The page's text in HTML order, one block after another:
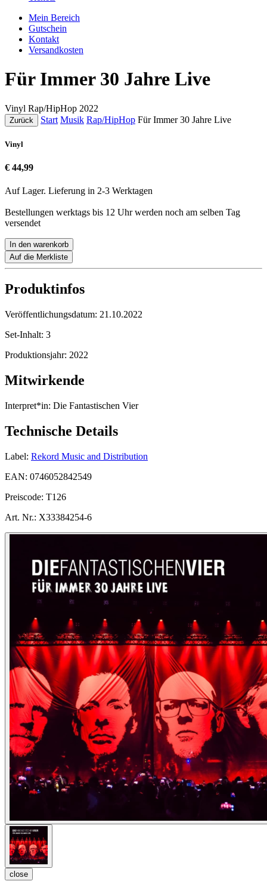
Mein Bereich
Gutschein
Kontakt
Versandkosten
Für Immer 30 Jahre Live
Vinyl Rap/HipHop 2022
Zurück Start Musik Rap/HipHop Für Immer 30 Jahre Live
Vinyl
€ 44,99
Auf Lager. Lieferung in 2-3 Werktagen
Bestellungen werktags bis 12 Uhr werden noch am selben Tag
versendet
In den warenkorb
Auf die Merkliste
Produktinfos
Veröffentlichungsdatum: 21.10.2022
Set-Inhalt: 3
Produktionsjahr: 2022
Mitwirkende
Interpret*in: Die Fantastischen Vier
Technische Details
Label: Rekord Music and Distribution
EAN: 0746052842549
Preiscode: T126
Art. Nr.: X33384254-6
close